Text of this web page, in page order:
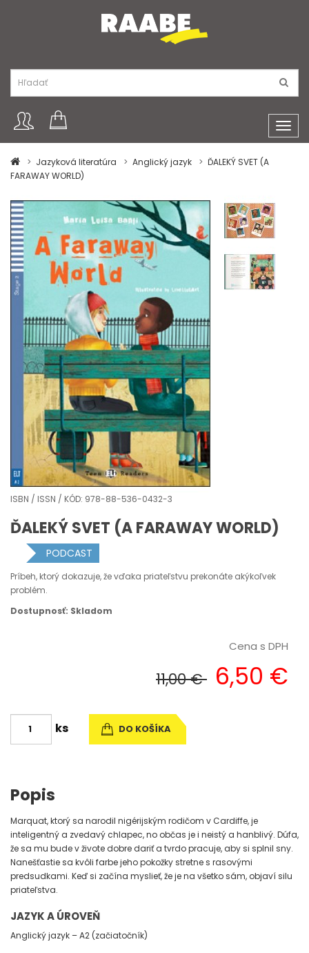
Jazyková literatúra
Anglický jazyk
ĎALEKÝ SVET (A
FARAWAY WORLD)
ISBN / ISSN / KÓD: 978-88-536-0432-3
ĎALEKÝ SVET (A FARAWAY WORLD)
PODCAST
Príbeh, ktorý dokazuje, že vďaka priateľstvu prekonáte akýkoľvek
problém.
Dostupnosť: Skladom
Cena s DPH
11,00 € 6,50 €
ks DO KOŠÍKA
Popis
Marquat, ktorý sa narodil nigérijským rodičom v Cardiffe, je
inteligentný a zvedavý chlapec, no občas je i neistý a hanblivý. Dúfa,
že sa mu bude v živote dobre dariť a tvrdo pracuje, aby si splnil sny.
Nanešťastie sa kvôli farbe jeho pokožky stretne s rasovými
predsudkami. Keď si začína myslieť, že je na všetko sám, objaví silu
priateľstva.
JAZYK A ÚROVEŇ
Anglický jazyk – A2 (začiatočník)